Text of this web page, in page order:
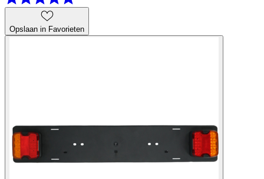
Opslaan in Favorieten